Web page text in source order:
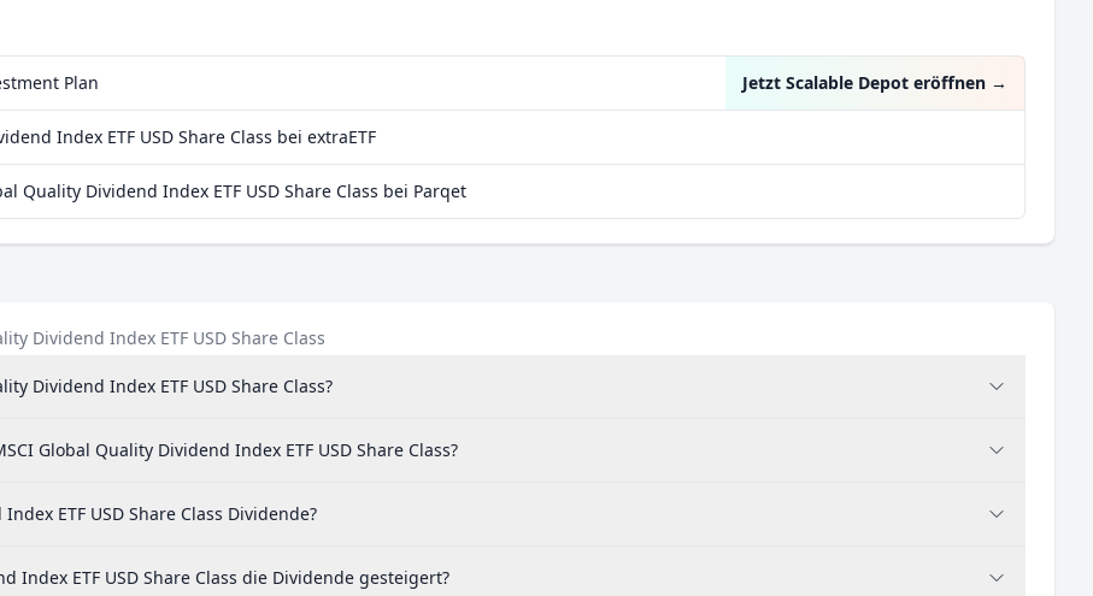
%
%
%
%
%
%
Immobilien 0,14 %
Plan Jetzt Scalable Depot eröffnen →
Index ETF USD Share Class bei extraETF
Quality Dividend Index ETF USD Share Class bei Parqet
Dividend Index ETF USD Share Class
Dividend Index ETF USD Share Class?
Global Quality Dividend Index ETF USD Share Class?
ETF USD Share Class Dividende?
Index ETF USD Share Class die Dividende gesteigert?